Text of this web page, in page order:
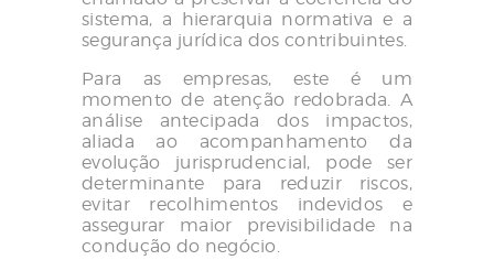
sistema, a hierarquia normativa e a
segurança jurídica dos contribuintes.
Para as empresas, este é um
momento de atenção redobrada. A
análise antecipada dos impactos,
aliada ao acompanhamento da
evolução jurisprudencial, pode ser
determinante para reduzir riscos,
evitar recolhimentos indevidos e
assegurar maior previsibilidade na
condução do negócio.